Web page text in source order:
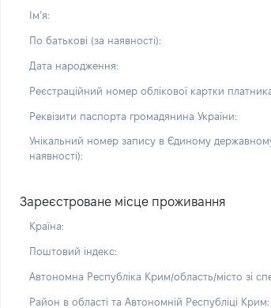
Імʼя:
По батькові (за наявності):
Дата народження:
Реєстраційний номер облікової картки
Реквізити паспорта громадянина України:
Унікальний номер запису в Єдиному
наявності):
Зареєстроване місце проживання
Країна:
Поштовий індекс:
Автономна Республіка Крим/область/місто зі
Район в області та Автономній Республіці Крим: